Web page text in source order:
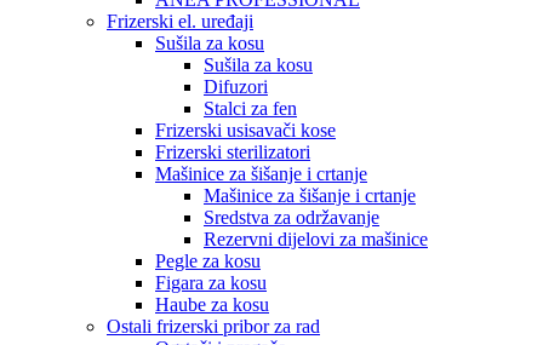
Frizerski el. uređaji
Sušila za kosu
Sušila za kosu
Difuzori
Stalci za fen
Frizerski usisavači kose
Frizerski sterilizatori
Mašinice za šišanje i crtanje
Mašinice za šišanje i crtanje
Sredstva za održavanje
Rezervni dijelovi za mašinice
Pegle za kosu
Figara za kosu
Haube za kosu
Ostali frizerski pribor za rad